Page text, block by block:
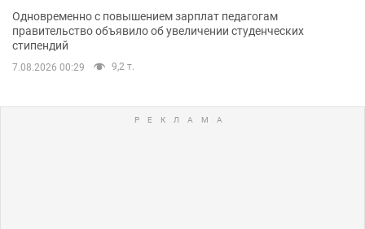
Одновременно с повышением зарплат педагогам
правительство объявило об увеличении студенческих
стипендий
7.08.2026 00:29 9,2 т.